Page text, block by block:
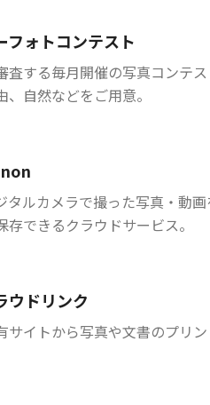
フォトコンテスト
査する毎月開催の写真コンテス
、自然などをご用意。
タルカメラで撮った写真・動画
存できるクラウドサービス。
ウドリンク
サイトから写真や文書のプリン